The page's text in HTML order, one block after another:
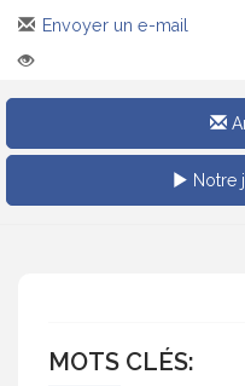
Envoyer un e-mail
Notre
MOTS CLÉS: